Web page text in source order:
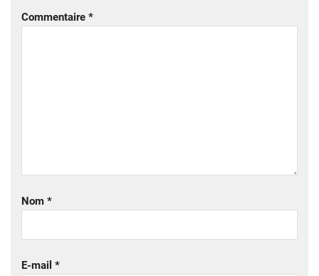
Commentaire *
Nom *
E-mail *